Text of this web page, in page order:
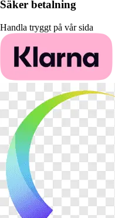
Säker betalning
Handla tryggt på vår sida